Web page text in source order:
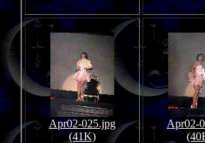
Apr02-025.jpg
(41K)
Apr02-